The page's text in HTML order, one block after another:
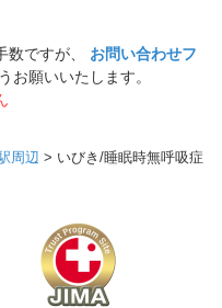
数ですが、 お問い合わせフ
お願いいたします。
周辺 > いびき/睡眠時無呼吸症